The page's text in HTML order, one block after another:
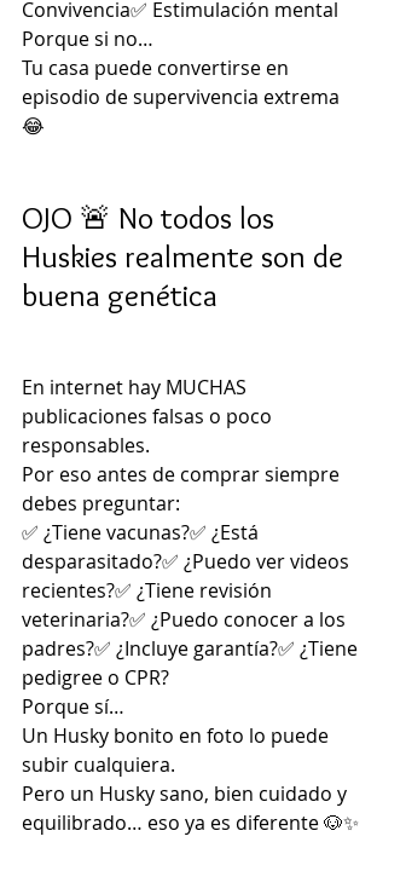
Convivencia✅ Estimulación mental
Porque si no…
Tu casa puede convertirse en
episodio de supervivencia extrema
😂
OJO 🚨 No todos los
Huskies realmente son de
buena genética
En internet hay MUCHAS
publicaciones falsas o poco
responsables.
Por eso antes de comprar siempre
debes preguntar:
✅ ¿Tiene vacunas?✅ ¿Está
desparasitado?✅ ¿Puedo ver videos
recientes?✅ ¿Tiene revisión
veterinaria?✅ ¿Puedo conocer a los
padres?✅ ¿Incluye garantía?✅ ¿Tiene
pedigree o CPR?
Porque sí…
Un Husky bonito en foto lo puede
subir cualquiera.
Pero un Husky sano, bien cuidado y
equilibrado… eso ya es diferente 🐶✨